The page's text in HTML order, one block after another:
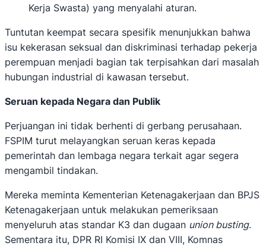
Kerja Swasta) yang menyalahi aturan.
Tuntutan keempat secara spesifik menunjukkan bahwa
isu kekerasan seksual dan diskriminasi terhadap pekerja
perempuan menjadi bagian tak terpisahkan dari masalah
hubungan industrial di kawasan tersebut.
Seruan kepada Negara dan Publik
Perjuangan ini tidak berhenti di gerbang perusahaan.
FSPIM turut melayangkan seruan keras kepada
pemerintah dan lembaga negara terkait agar segera
mengambil tindakan.
Mereka meminta Kementerian Ketenagakerjaan dan BPJS
Ketenagakerjaan untuk melakukan pemeriksaan
menyeluruh atas standar K3 dan dugaan union busting.
Sementara itu, DPR RI Komisi IX dan VIII, Komnas